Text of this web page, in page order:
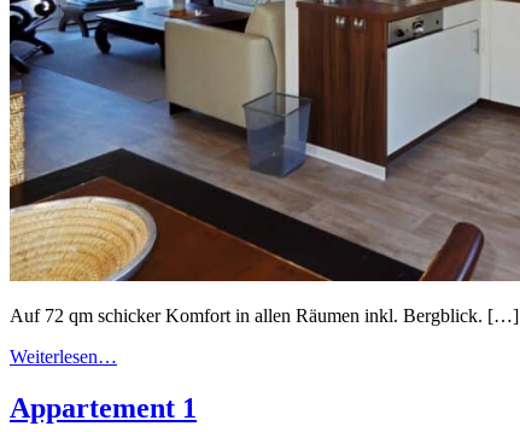
Auf 72 qm schicker Komfort in allen Räumen inkl. Bergblick. […]
Weiterlesen…
Appartement 1